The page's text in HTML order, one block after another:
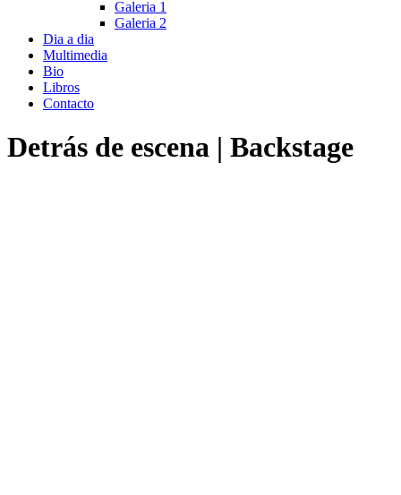
Galeria 1
Galeria 2
Dia a dia
Multimedia
Bio
Libros
Contacto
Detrás de escena | Backstage